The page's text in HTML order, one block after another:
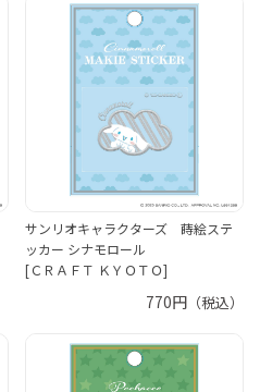
サンリオキャラクターズ 蒔絵ステ
ッカー シナモロール
[ＣＲＡＦＴ ＫＹＯＴＯ]
770円 （税込）